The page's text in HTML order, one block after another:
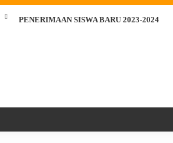
PENERIMAAN SISWA BARU 2023-2024